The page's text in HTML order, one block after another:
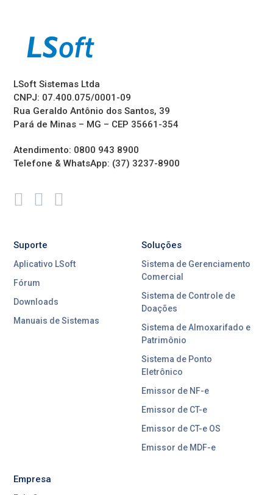
LSoft Sistemas Ltda
CNPJ: 07.400.075/0001-09
Rua Geraldo Antônio dos Santos, 39
Pará de Minas – MG – CEP 35661-354
Atendimento: 0800 943 8900
Telefone & WhatsApp: (37) 3237-8900
Suporte
Aplicativo LSoft
Fórum
Downloads
Manuais de Sistemas
Soluções
Sistema de Gerenciamento
Comercial
Sistema de Controle de
Doações
Sistema de Almoxarifado e
Patrimônio
Sistema de Ponto
Eletrônico
Emissor de NF-e
Emissor de CT-e
Emissor de CT-e OS
Emissor de MDF-e
Empresa